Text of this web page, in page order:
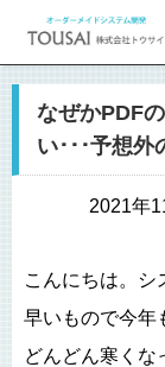
なぜかPDF
い･･･予想外
2021年
こんにちは。シ
早いもので今年
どんどん寒くな